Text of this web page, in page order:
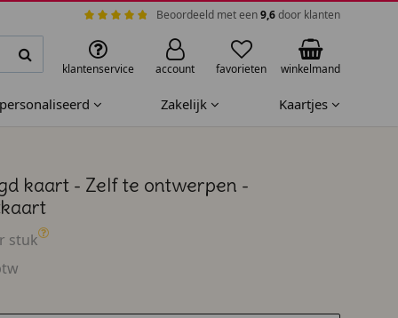
Beoordeeld met een9,6door klanten
klantenservice account favorieten winkelmand
Zakelijk Kaartjes
kaart - Zelf te ontwerpen -
stuk